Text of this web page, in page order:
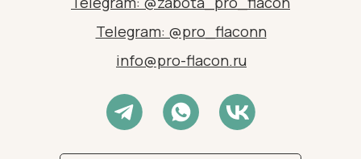
Telegram: @pro_flaconn
info@pro-flacon.ru